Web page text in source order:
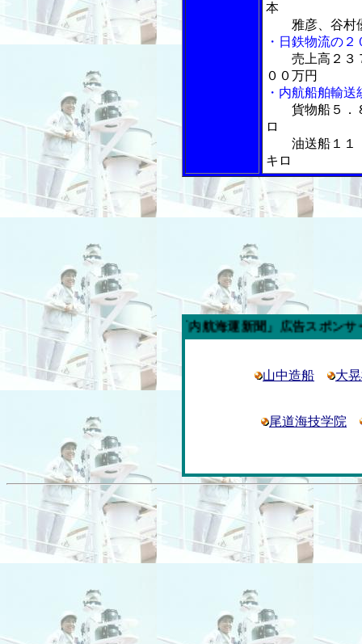
本
雅彦、谷村
・日鉄物流の
売上高２３
００万円
・内航船舶輸送
貨物船５．
ロ
油送船１１．
キロ
今週の「内航海運新聞」広告スポンサー企業
山中造船 大
尾道海技学院